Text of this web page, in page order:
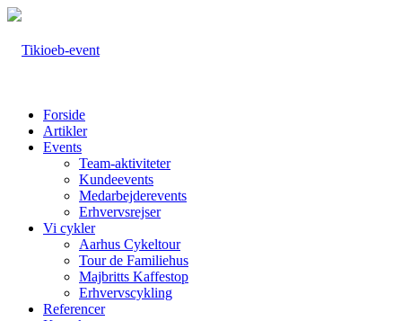
Forside
Artikler
Events
Team-aktiviteter
Kundeevents
Medarbejderevents
Erhvervsrejser
Vi cykler
Aarhus Cykeltour
Tour de Familiehus
Majbritts Kaffestop
Erhvervscykling
Referencer